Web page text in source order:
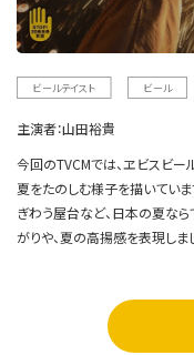
ビールテイスト ビール
主演者：山田裕貴
今回のTVCMでは、ヱビスビー
夏をたのしむ様子を描いていま
ぎわう屋台など、日本の夏な
がりや、夏の高揚感を表現しま